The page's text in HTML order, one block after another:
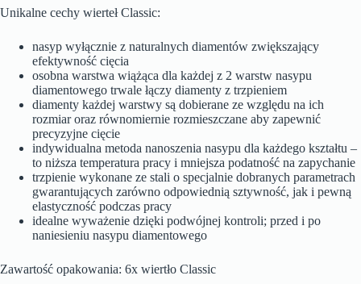
Unikalne cechy wierteł Classic:
nasyp wyłącznie z naturalnych diamentów zwiększający
efektywność cięcia
osobna warstwa wiążąca dla każdej z 2 warstw nasypu
diamentowego trwale łączy diamenty z trzpieniem
diamenty każdej warstwy są dobierane ze względu na ich
rozmiar oraz równomiernie rozmieszczane aby zapewnić
precyzyjne cięcie
indywidualna metoda nanoszenia nasypu dla każdego kształtu –
to niższa temperatura pracy i mniejsza podatność na zapychanie
trzpienie wykonane ze stali o specjalnie dobranych parametrach
gwarantujących zarówno odpowiednią sztywność, jak i pewną
elastyczność podczas pracy
idealne wyważenie dzięki podwójnej kontroli; przed i po
naniesieniu nasypu diamentowego
Zawartość opakowania: 6x wiertło Classic